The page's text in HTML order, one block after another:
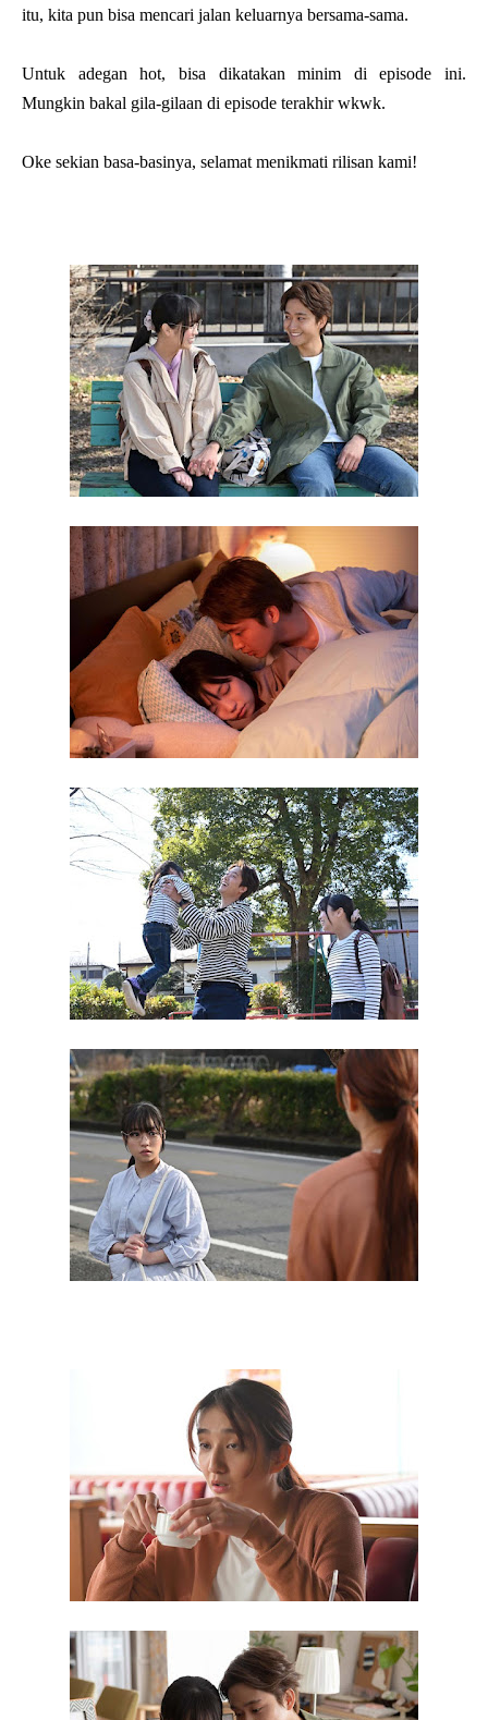
itu, kita pun bisa mencari jalan keluarnya bersama-sama.
Untuk adegan hot, bisa dikatakan minim di episode ini.
Mungkin bakal gila-gilaan di episode terakhir wkwk.
Oke sekian basa-basinya, selamat menikmati rilisan kami!